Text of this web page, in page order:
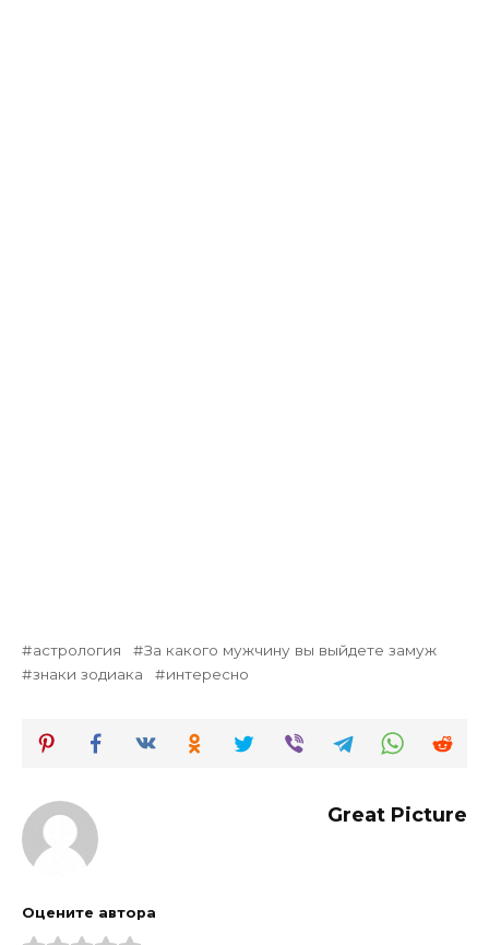
астрология
За какого мужчину вы выйдете замуж
знаки зодиака
интересно
Great Picture
Оцените автора